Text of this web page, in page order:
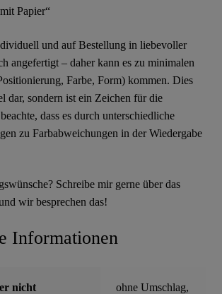
Papier“
und auf Bestellung in liebevoller
angefertigt – daher kann es zu minimalen
Farbe, Form) kommen. Dies
dar, sondern ist ein Zeichen für die
dass es durch unterschiedliche
zu Farbabweichungen in der Wiedergabe
Schreibe mir gerne über das
wir besprechen das!
Informationen
nicht
ohne Umschlag,